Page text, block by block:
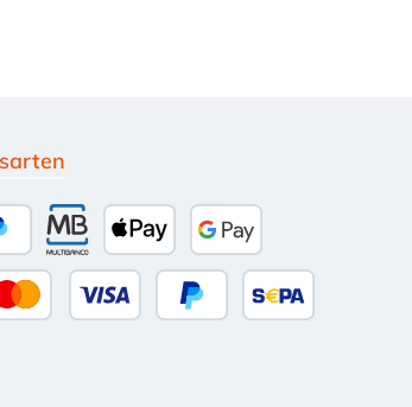
(10 Tage Netto)
MultibancoApple PayGoogle Pay